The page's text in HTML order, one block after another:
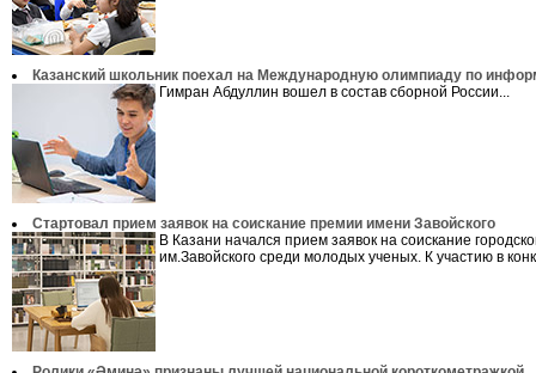
Казанский школьник поехал на Международную олимпиаду по
Гимран Абдуллин вошел в состав сборной России...
Стартовал прием заявок на соискание премии имени Завойского
В Казани начался прием заявок на соискание
им.Завойского среди молодых ученых. К участию в